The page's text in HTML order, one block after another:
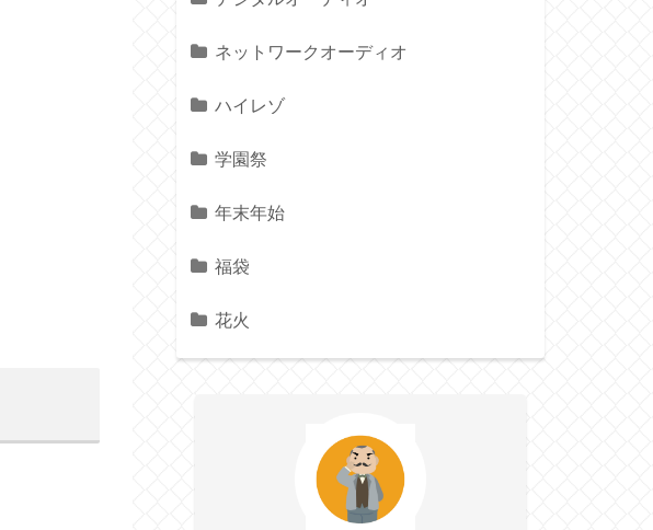
ネットワークオーディオ
ハイレゾ
学園祭
年末年始
福袋
花火